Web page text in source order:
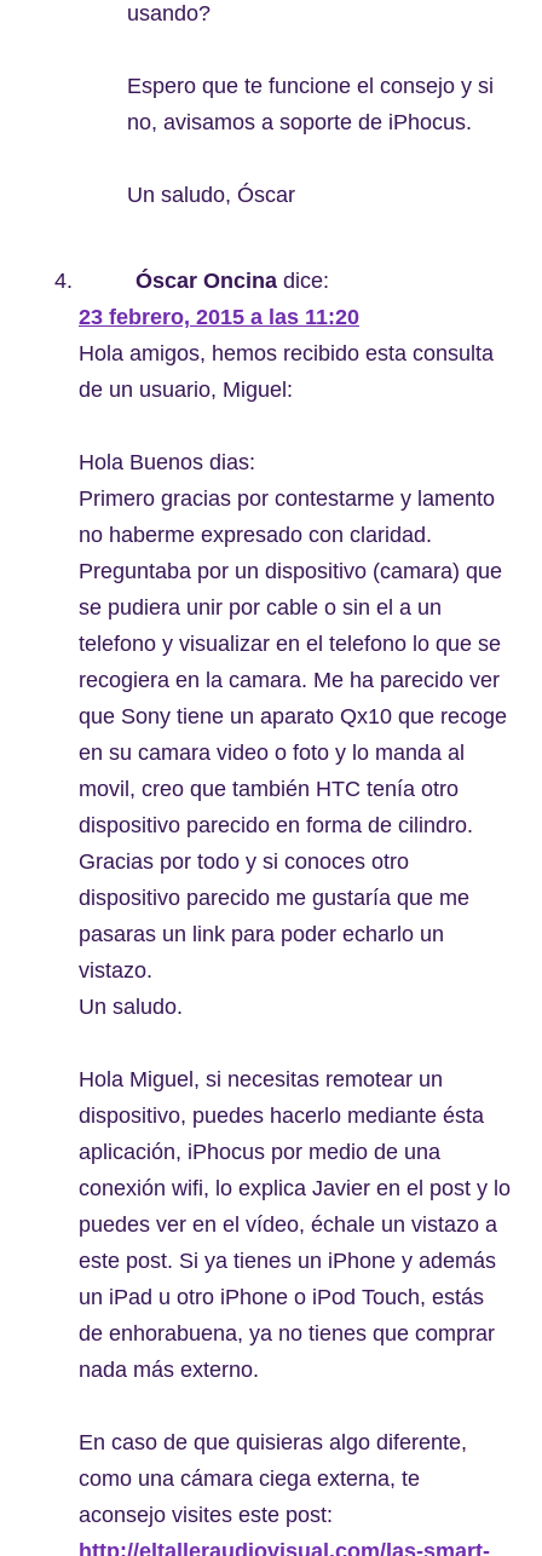
usando?
Espero que te funcione el consejo y si
no, avisamos a soporte de iPhocus.
Un saludo, Óscar
Óscar Oncina dice:
23 febrero, 2015 a las 11:20
Hola amigos, hemos recibido esta consulta
de un usuario, Miguel:
Hola Buenos dias:
Primero gracias por contestarme y lamento
no haberme expresado con claridad.
Preguntaba por un dispositivo (camara) que
se pudiera unir por cable o sin el a un
telefono y visualizar en el telefono lo que se
recogiera en la camara. Me ha parecido ver
que Sony tiene un aparato Qx10 que recoge
en su camara video o foto y lo manda al
movil, creo que también HTC tenía otro
dispositivo parecido en forma de cilindro.
Gracias por todo y si conoces otro
dispositivo parecido me gustaría que me
pasaras un link para poder echarlo un
vistazo.
Un saludo.
Hola Miguel, si necesitas remotear un
dispositivo, puedes hacerlo mediante ésta
aplicación, iPhocus por medio de una
conexión wifi, lo explica Javier en el post y lo
puedes ver en el vídeo, échale un vistazo a
este post. Si ya tienes un iPhone y además
un iPad u otro iPhone o iPod Touch, estás
de enhorabuena, ya no tienes que comprar
nada más externo.
En caso de que quisieras algo diferente,
como una cámara ciega externa, te
aconsejo visites este post:
http://eltalleraudiovisual.com/las-smart-